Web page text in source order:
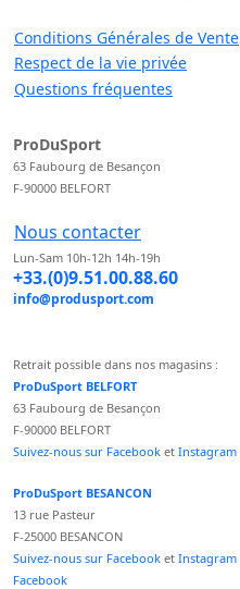
Conditions Générales de Vente
Respect de la vie privée
Questions fréquentes
ProDuSport
63 Faubourg de Besançon
F-90000 BELFORT
Nous contacter
Lun-Sam 10h-12h 14h-19h
+33.(0)9.51.00.88.60
info@produsport.com
Retrait possible dans nos magasins :
ProDuSport BELFORT
63 Faubourg de Besançon
F-90000 BELFORT
Suivez-nous sur Facebook et Instagram
ProDuSport BESANCON
13 rue Pasteur
F-25000 BESANCON
Suivez-nous sur Facebook et Instagram
Facebook